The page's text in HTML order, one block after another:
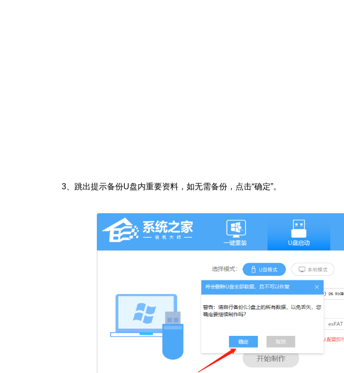
3、 跳出提示备份U盘内重要资料，如无需备份，点击“确定”。